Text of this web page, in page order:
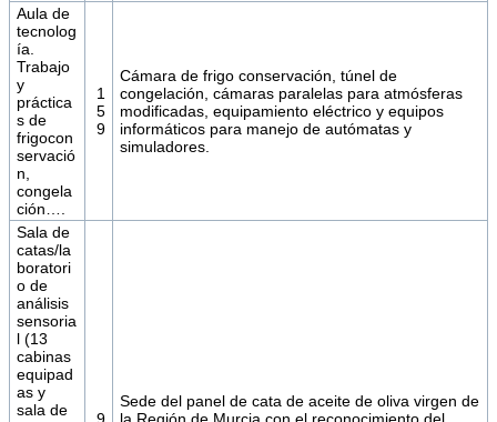
Aula de
tecnolog
ía.
Trabajo
y
práctica
s de
frigocon
servació
n,
congela
ción….
1
5
9
Cámara de frigo conservación, túnel de
congelación, cámaras paralelas para atmósferas
modificadas, equipamiento eléctrico y equipos
informáticos para manejo de autómatas y
simuladores.
Sala de
catas/la
boratori
o de
análisis
sensoria
l (13
cabinas
equipad
as y
sala de
9
Sede del panel de cata de aceite de oliva virgen de
la Región de Murcia con el reconocimiento del